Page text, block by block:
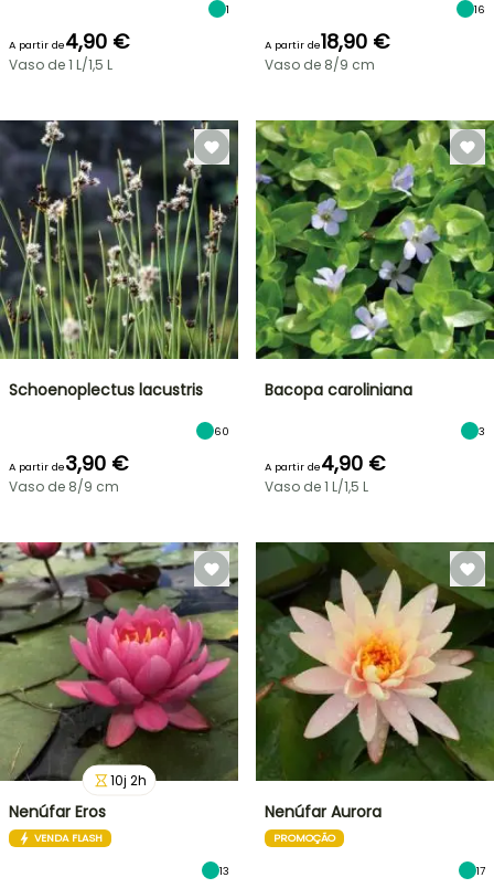
1
A partir de4,90 €
Vaso de 1 L/1,5 L
16
A partir de18,90 €
Vaso de 8/9 cm
Schoenoplectus lacustris
60
A partir de3,90 €
Vaso de 8/9 cm
Bacopa caroliniana
3
A partir de4,90 €
Vaso de 1 L/1,5 L
10j 2h
Nenúfar Eros
VENDA FLASH
13
Nenúfar Aurora
PROMOÇÃO
17